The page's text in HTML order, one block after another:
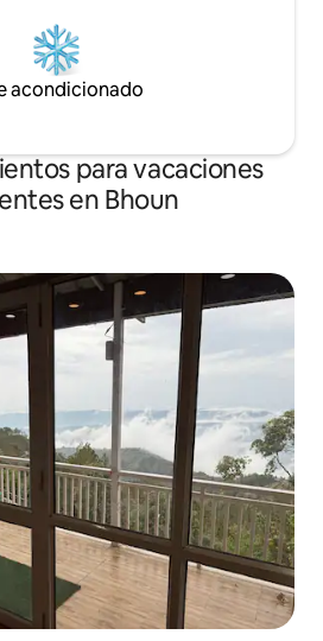
acondicionado
para vacaciones
en Bhoun